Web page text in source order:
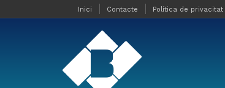
Inici Contacte Política de privacitat